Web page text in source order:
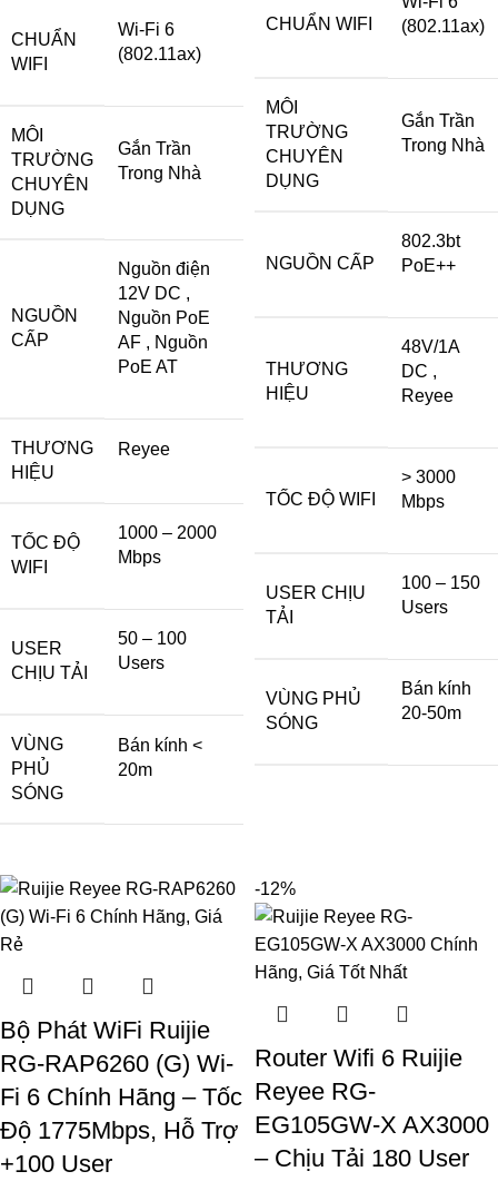
CHUẨN
WIFI
Wi-Fi 6
(802.11ax)
MÔI
TRƯỜNG
CHUYÊN
DỤNG
Gắn Trần
Trong Nhà
NGUỒN
CẤP
Nguồn điện
12V DC ,
Nguồn PoE
AF , Nguồn
PoE AT
THƯƠNG
HIỆU
Reyee
TỐC ĐỘ
WIFI
1000 – 2000
Mbps
USER
CHỊU TẢI
50 – 100
Users
VÙNG
PHỦ
SÓNG
Bán kính <
20m
CHUẨN WIFI
(802.11ax)
MÔI
TRƯỜNG
CHUYÊN
DỤNG
Gắn Trần
Trong Nhà
NGUỒN CẤP
802.3bt
PoE++
THƯƠNG
HIỆU
48V/1A
DC ,
Reyee
TỐC ĐỘ WIFI
> 3000
Mbps
USER CHỊU
TẢI
100 – 150
Users
VÙNG PHỦ
SÓNG
Bán kính
20-50m
Bộ Phát WiFi Ruijie
RG-RAP6260 (G) Wi-
Fi 6 Chính Hãng – Tốc
Độ 1775Mbps, Hỗ Trợ
+100 User
-12%
Router Wifi 6 Ruijie
Reyee RG-
EG105GW-X AX3000
– Chịu Tải 180 User